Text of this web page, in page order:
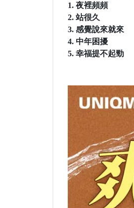
1. 夜裡頻頻
2. 站很久
3. 感覺說來就來
4. 中年困擾
5. 幸福提不起勁